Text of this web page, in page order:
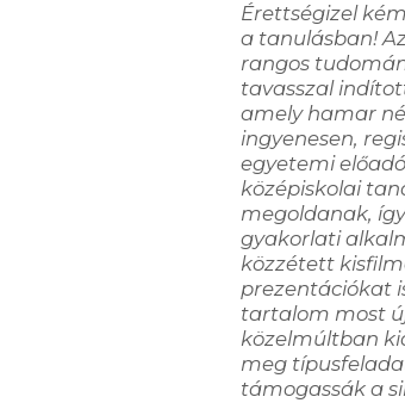
Érettségizel
a tanulásban!
rangos
tavasszal
amely hamar
ingyenesen,
egyetemi
középiskolai
megoldanak,
gyakorlati
közzétett
prezentációkat
tartalom most
közelmúltban
meg
támogassák a